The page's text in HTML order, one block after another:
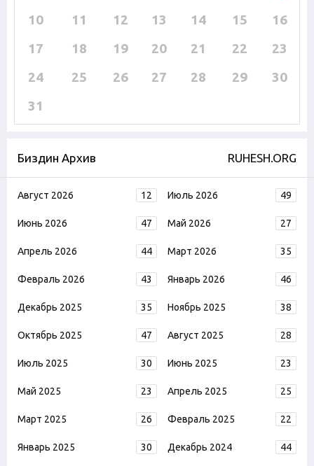
10
11 12 13 14 15
16
17
18 19 20 21 22
23
24
25 26 27 28 29
30
31
Биздин Архив RUHESH.ORG
Август 2026 12 Июль 2026 49
Июнь 2026 47 Май 2026 27
Апрель 2026 44 Март 2026 35
Февраль 2026 43 Январь 2026 46
Декабрь 2025 35 Ноябрь 2025 38
Октябрь 2025 47 Август 2025 28
Июль 2025 30 Июнь 2025 23
Май 2025 23 Апрель 2025 25
Март 2025 26 Февраль 2025 22
Январь 2025 30 Декабрь 2024 44